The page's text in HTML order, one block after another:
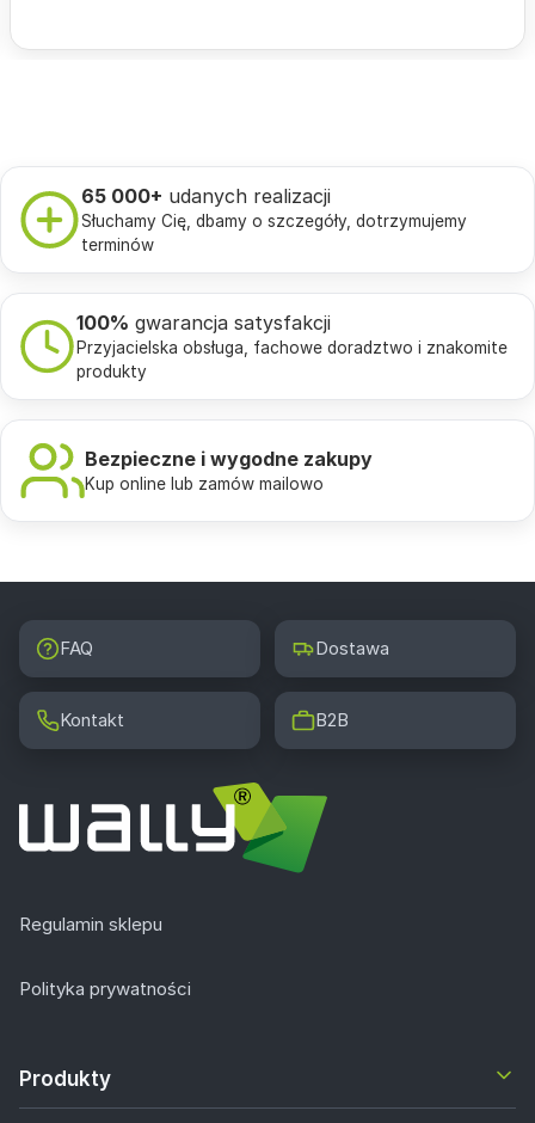
65 000+ udanych realizacji
Słuchamy Cię, dbamy o szczegóły, dotrzymujemy
terminów
100% gwarancja satysfakcji
Przyjacielska obsługa, fachowe doradztwo i znakomite
produkty
Bezpieczne i wygodne zakupy
Kup online lub zamów mailowo
FAQ Dostawa
Kontakt B2B
Regulamin sklepu
Polityka prywatności
Produkty